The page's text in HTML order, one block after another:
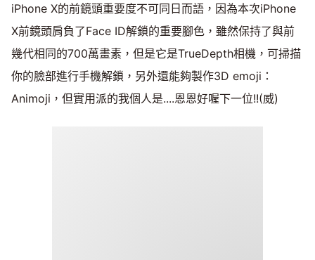
iPhone X的前鏡頭重要度不可同日而語，因為本次iPhone
X前鏡頭肩負了Face ID解鎖的重要腳色，雖然保持了與前
幾代相同的700萬畫素，但是它是TrueDepth相機，可掃描
你的臉部進行手機解鎖，另外還能夠製作3D emoji：
Animoji，但實用派的我個人是....恩恩好喔下一位!!(威)